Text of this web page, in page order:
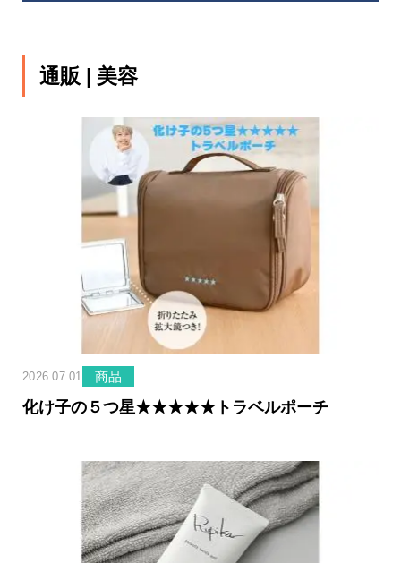
ファッション
美容
ヘアケア
キッチン
生活雑貨
食品
文房具
雑誌
通販 | 美容
2026.07.01 商品
化け子の５つ星★★★★★トラベルポーチ